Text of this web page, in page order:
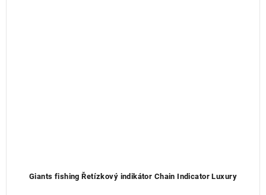
Giants fishing Řetízkový indikátor Chain Indicator Luxury